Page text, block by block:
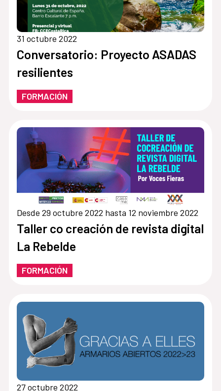
31 octubre 2022
Conversatorio: Proyecto ASADAS
resilientes
FORMACIÓN
Desde 29 octubre 2022 hasta 12 noviembre 2022
Taller co creación de revista digital
La Rebelde
FORMACIÓN
27 octubre 2022